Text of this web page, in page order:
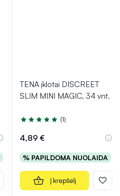
TENA įklotai DISCREET
SLIM MINI MAGIC, 34 vnt.
Įvertinimas 5.0 iš 5
(1)
4,89 €
% PAPILDOMA NUOLAIDA
Į krepšelį